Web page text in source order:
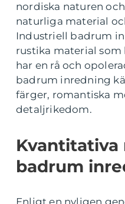
nordiska naturen
naturliga material
Industriell badrum
rustika material
har en rå och
badrum inredning
färger, romantiska
detaljrikedom.
badrum
Enligt en nyligen